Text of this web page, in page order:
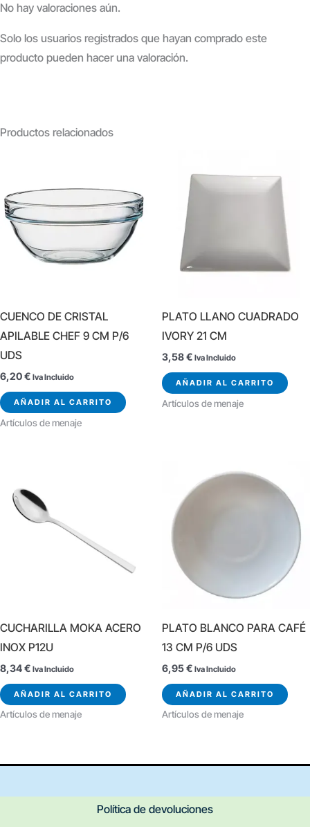
No hay valoraciones aún.
Solo los usuarios registrados que hayan comprado este
producto pueden hacer una valoración.
Productos relacionados
CUENCO DE CRISTAL
APILABLE CHEF 9 CM P/6
UDS
6,20€ Iva Incluido
AÑADIR AL CARRITO
Artículos de menaje
PLATO LLANO CUADRADO
IVORY 21 CM
3,58€ Iva Incluido
AÑADIR AL CARRITO
Artículos de menaje
CUCHARILLA MOKA ACERO
INOX P12U
8,34€ Iva Incluido
AÑADIR AL CARRITO
Artículos de menaje
PLATO BLANCO PARA CAFÉ
13 CM P/6 UDS
6,95€ Iva Incluido
AÑADIR AL CARRITO
Artículos de menaje
Política de devoluciones